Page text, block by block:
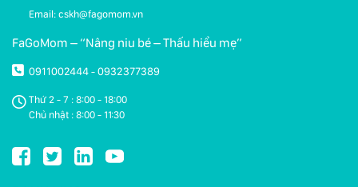
Email: cskh@fagomom.vn
FaGoMom – “Nâng niu bé – Thấu hiểu mẹ”
0911002444 - 0932377389
Thứ 2 - 7 : 8:00 - 18:00
Chủ nhật : 8:00 - 11:30